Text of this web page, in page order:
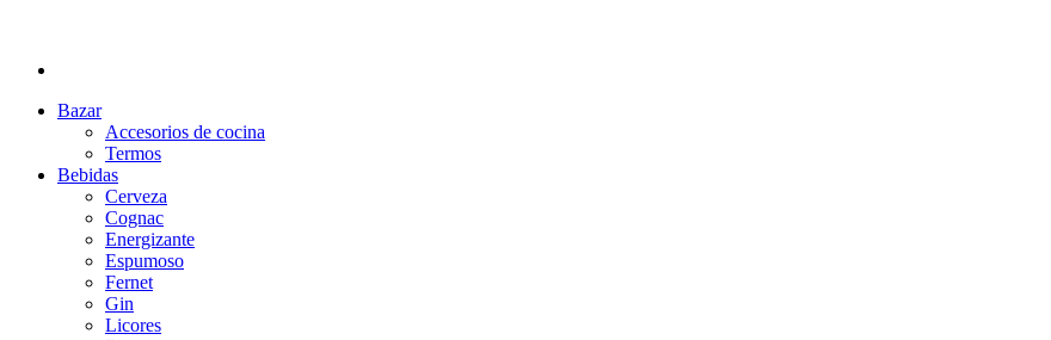
Bazar
Accesorios de cocina
Termos
Bebidas
Cerveza
Cognac
Energizante
Espumoso
Fernet
Gin
Licores